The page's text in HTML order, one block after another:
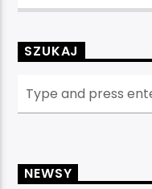
SZUKAJ
NEWSY